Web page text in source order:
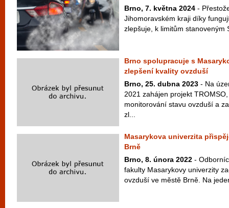
Brno, 7. května 2024 -
Jihomoravském kraji díky
zlepšuje, k limitům stanoveným
Brno spolupracuje s
zlepšení kvality ovzduší
Brno, 25. dubna 2023 - Na
2021 zahájen projekt
monitorování stavu ovzduší a
zl...
Masarykova univerzita
Brně
Brno, 8. února 2022 -
fakulty Masarykovy univerzity
ovzduší ve městě Brně. Na